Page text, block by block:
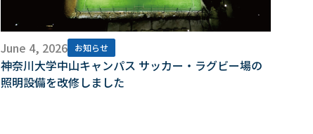
June 4, 2026 お知らせ
神奈川大学中山キャンパス サッカー・ラグビー場の
照明設備を改修しました